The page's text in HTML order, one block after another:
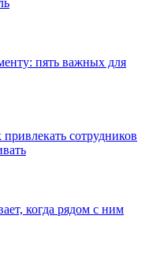
пять важных для
привлекать сотрудников
когда рядом с ним